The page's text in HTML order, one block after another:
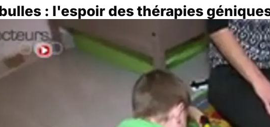
: l'espoir des thérapies